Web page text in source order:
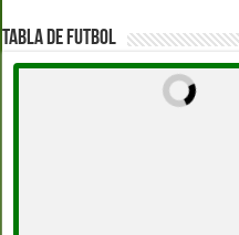
TABLA DE FUTBOL